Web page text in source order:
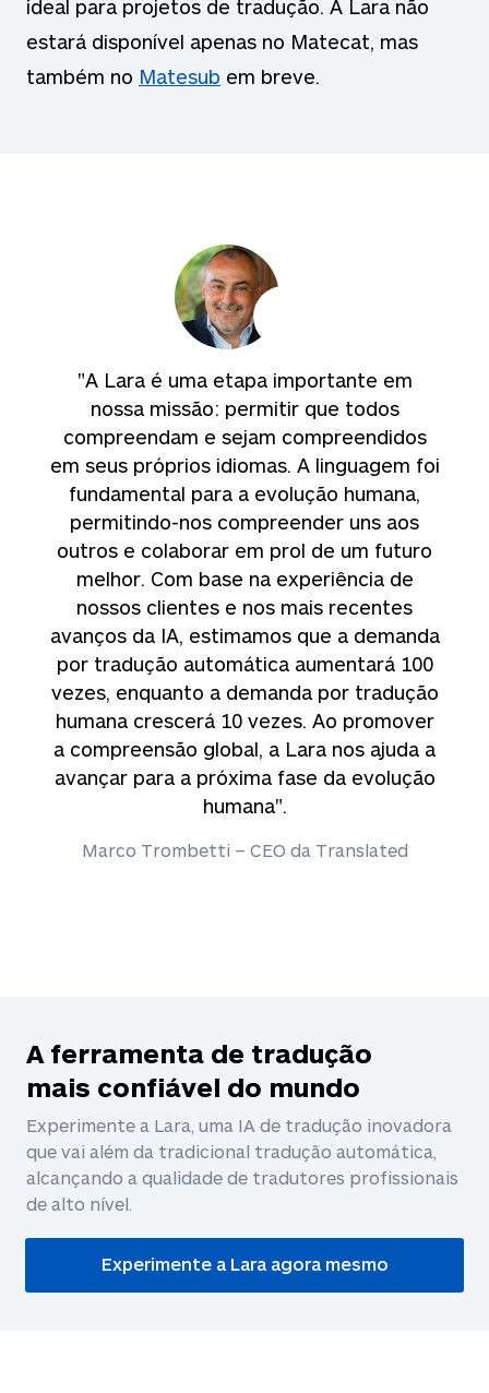
ideal para projetos de tradução. A Lara não
estará disponível apenas no Matecat, mas
também no Matesub em breve.
"A Lara é uma etapa importante em
nossa missão: permitir que todos
compreendam e sejam compreendidos
em seus próprios idiomas. A linguagem foi
fundamental para a evolução humana,
permitindo-nos compreender uns aos
outros e colaborar em prol de um futuro
melhor. Com base na experiência de
nossos clientes e nos mais recentes
avanços da IA, estimamos que a demanda
por tradução automática aumentará 100
vezes, enquanto a demanda por tradução
humana crescerá 10 vezes. Ao promover
a compreensão global, a Lara nos ajuda a
avançar para a próxima fase da evolução
humana".
Marco Trombetti – CEO da Translated
A ferramenta de tradução
mais confiável do mundo
Experimente a Lara, uma IA de tradução inovadora
que vai além da tradicional tradução automática,
alcançando a qualidade de tradutores profissionais
de alto nível.
Experimente a Lara agora mesmo